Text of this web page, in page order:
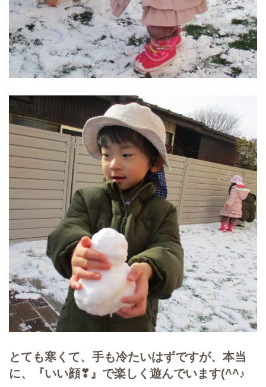
とても寒くて、手も冷たいはずですが、本当
に、『いい顔❣』で楽しく遊んでいます(^^♪